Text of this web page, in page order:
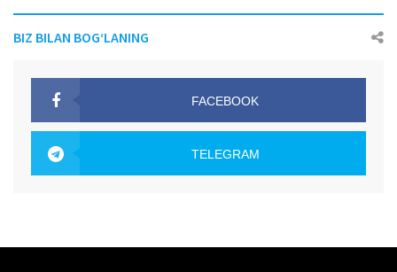
BIZ BILAN BOG‘LANING
FACEBOOK
TELEGRAM